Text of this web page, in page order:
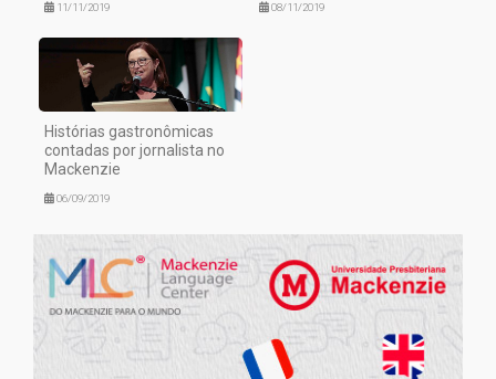
11/11/2019 08/11/2019
Histórias gastronômicas
contadas por jornalista no
Mackenzie
06/09/2019